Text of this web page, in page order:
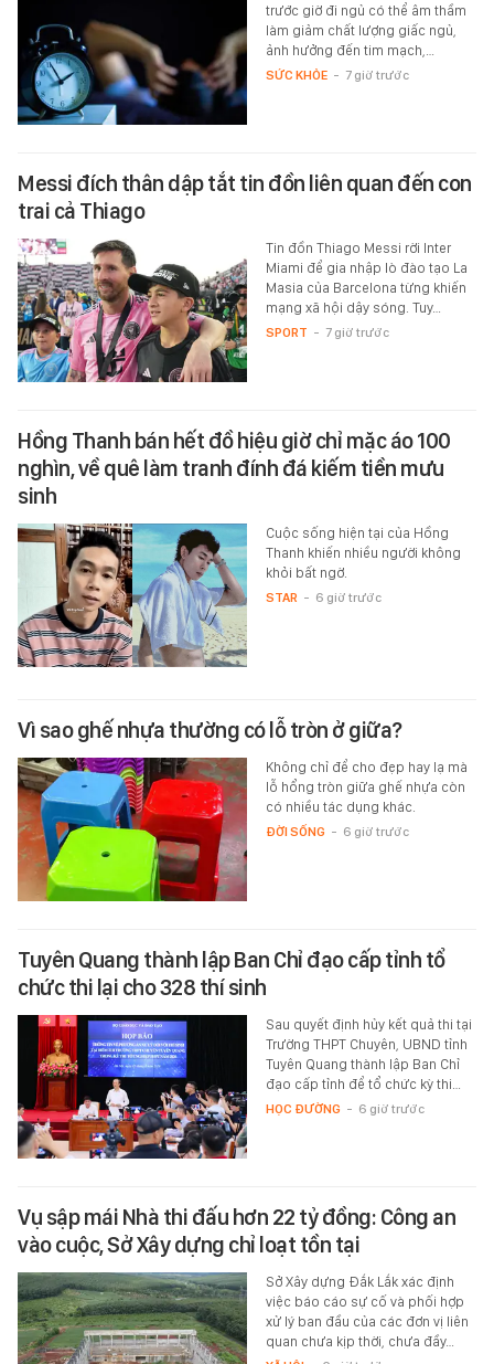
trước giờ đi ngủ có thể âm thầm
làm giảm chất lượng giấc ngủ,
ảnh hưởng đến tim mạch,…
SỨC KHỎE - 7 giờ trước
Messi đích thân dập tắt tin đồn liên quan đến con
trai cả Thiago
Tin đồn Thiago Messi rời Inter
Miami để gia nhập lò đào tạo La
Masia của Barcelona từng khiến
mạng xã hội dậy sóng. Tuy…
SPORT - 7 giờ trước
Hồng Thanh bán hết đồ hiệu giờ chỉ mặc áo 100
nghìn, về quê làm tranh đính đá kiếm tiền mưu
sinh
Cuộc sống hiện tại của Hồng
Thanh khiến nhiều người không
khỏi bất ngờ.
STAR - 6 giờ trước
Vì sao ghế nhựa thường có lỗ tròn ở giữa?
Không chỉ để cho đẹp hay lạ mà
lỗ hổng tròn giữa ghế nhựa còn
có nhiều tác dụng khác.
ĐỜI SỐNG - 6 giờ trước
Tuyên Quang thành lập Ban Chỉ đạo cấp tỉnh tổ
chức thi lại cho 328 thí sinh
Sau quyết định hủy kết quả thi tại
Trường THPT Chuyên, UBND tỉnh
Tuyên Quang thành lập Ban Chỉ
đạo cấp tỉnh để tổ chức kỳ thi…
HỌC ĐƯỜNG - 6 giờ trước
Vụ sập mái Nhà thi đấu hơn 22 tỷ đồng: Công an
vào cuộc, Sở Xây dựng chỉ loạt tồn tại
Sở Xây dựng Đắk Lắk xác định
việc báo cáo sự cố và phối hợp
xử lý ban đầu của các đơn vị liên
quan chưa kịp thời, chưa đầy…